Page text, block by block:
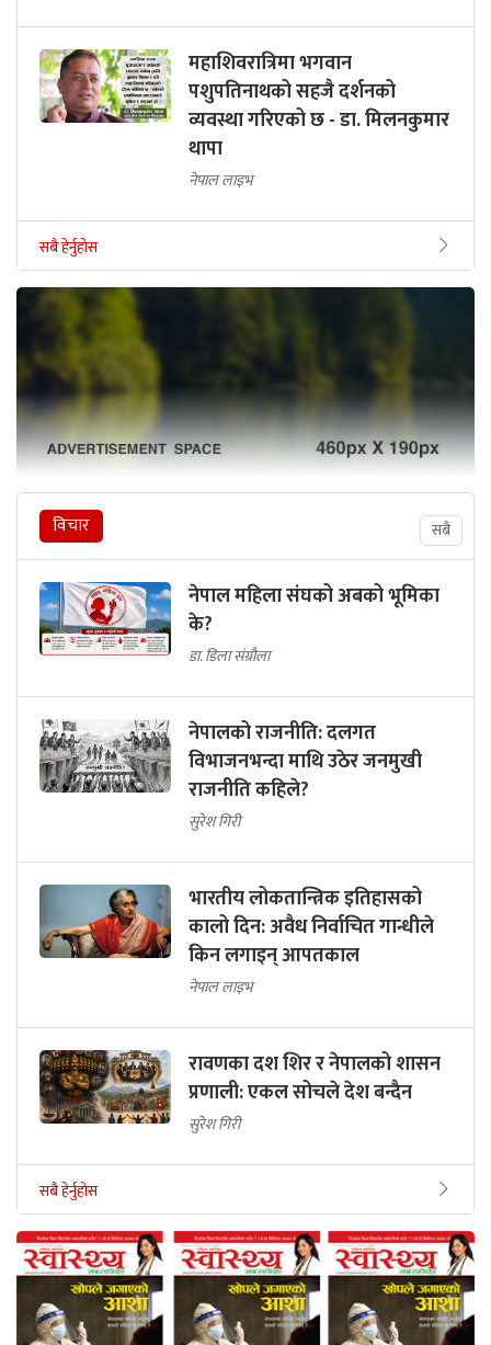
महाशिवरात्रिमा भगवान
पशुपतिनाथको सहजै दर्शनको
व्यवस्था गरिएको छ - डा. मिलनकुमार
थापा
नेपाल लाइभ
सबै हेर्नुहोस
विचार सबै
नेपाल महिला संघको अबको भूमिका
के?
डा. डिला संग्रौला
नेपालको राजनीति: दलगत
विभाजनभन्दा माथि उठेर जनमुखी
राजनीति कहिले?
सुरेश गिरी
भारतीय लोकतान्त्रिक इतिहासको
कालो दिन: अवैध निर्वाचित गान्धीले
किन लगाइन् आपतकाल
नेपाल लाइभ
रावणका दश शिर र नेपालको शासन
प्रणाली: एकल सोचले देश बन्दैन
सुरेश गिरी
सबै हेर्नुहोस